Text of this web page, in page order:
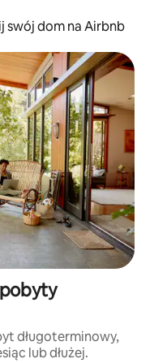
swój dom na Airbnb
długoterminowy,
lub dłużej.